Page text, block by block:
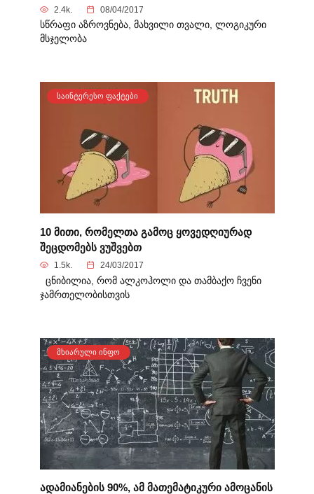
2.4k. 08/04/2017
სწრაფი აზროვნება, მახვილი თვალი, ლოგიკური
მსჯელობა
ᲡᲐᲘᲜᲢᲔᲠᲔᲡᲝ ᲤᲐᲥᲢᲔᲑᲘ
10 მითი, რომელთა გამოც ყოვედღიურად
შეცდომებს ვუშვებთ
1.5k. 24/03/2017
ცნიბილია, რომ ალკოჰოლი და თამბაქო ჩვენი
ჯამრთელობისთვის
ᲛᲮᲘᲐᲠᲣᲚᲘ ᲘᲜᲤᲝ
ადამიანების 90%, ამ მათემატიკური ამოცანის